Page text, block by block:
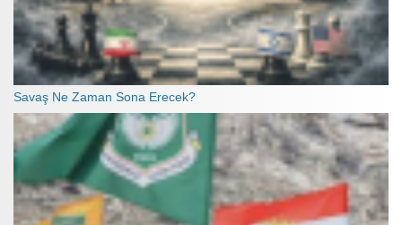
Savaş Ne Zaman Sona Erecek?